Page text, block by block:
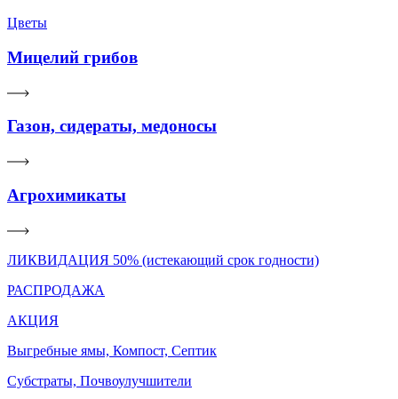
Цветы
Мицелий грибов
Газон, сидераты, медоносы
Агрохимикаты
ЛИКВИДАЦИЯ 50% (истекающий срок годности)
РАСПРОДАЖА
АКЦИЯ
Выгребные ямы, Компост, Септик
Субстраты, Почвоулучшители